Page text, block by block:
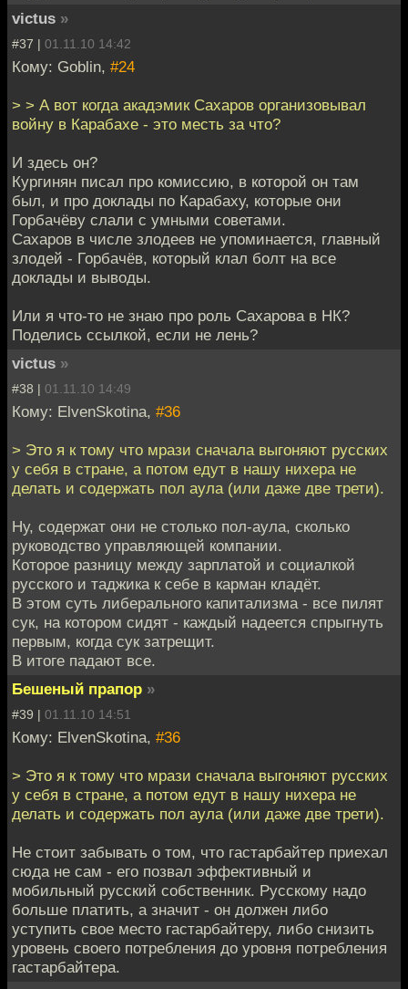
victus »
#37 | 01.11.10 14:42
Кому: Goblin, #24
> > А вот когда акадэмик Сахаров организовывал
войну в Карабахе - это месть за что?
И здесь он?
Кургинян писал про комиссию, в которой он там
был, и про доклады по Карабаху, которые они
Горбачёву слали с умными советами.
Сахаров в числе злодеев не упоминается, главный
злодей - Горбачёв, который клал болт на все
доклады и выводы.
Или я что-то не знаю про роль Сахарова в НК?
Поделись ссылкой, если не лень?
victus »
#38 | 01.11.10 14:49
Кому: ElvenSkotina, #36
> Это я к тому что мрази сначала выгоняют русских
у себя в стране, а потом едут в нашу нихера не
делать и содержать пол аула (или даже две трети).
Ну, содержат они не столько пол-аула, сколько
руководство управляющей компании.
Которое разницу между зарплатой и социалкой
русского и таджика к себе в карман кладёт.
В этом суть либерального капитализма - все пилят
сук, на котором сидят - каждый надеется спрыгнуть
первым, когда сук затрещит.
В итоге падают все.
Бешеный прапор »
#39 | 01.11.10 14:51
Кому: ElvenSkotina, #36
> Это я к тому что мрази сначала выгоняют русских
у себя в стране, а потом едут в нашу нихера не
делать и содержать пол аула (или даже две трети).
Не стоит забывать о том, что гастарбайтер приехал
сюда не сам - его позвал эффективный и
мобильный русский собственник. Русскому надо
больше платить, а значит - он должен либо
уступить свое место гастарбайтеру, либо снизить
уровень своего потребления до уровня потребления
гастарбайтера.